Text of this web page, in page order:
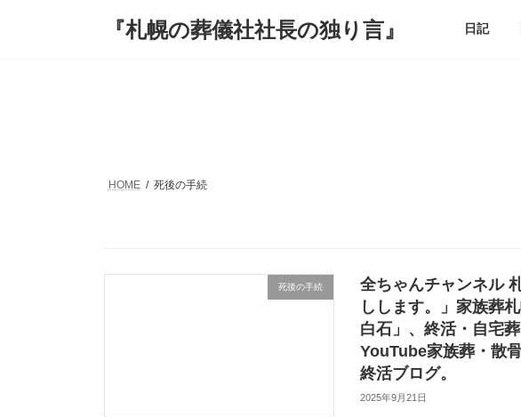
『札幌の葬儀社社長の独り言』 日記
HOME 死後の手続
死後の手続
全ちゃんチャンネル
しします。」家族葬
白石」、終活・自宅
YouTube家族葬・散
終活ブログ。
2025年9月21日